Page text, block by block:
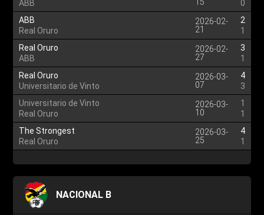
ABB
0
ABB
Real Oruro
2026-02-
21
2
1
Real Oruro
ABB
2026-02-
27
3
1
Real Oruro
Universitario de Vinto
2026-03-
07
4
3
Universitario de Vinto
Real Oruro
2026-03-
10
1
1
The Strongest
Real Oruro
2026-03-
25
4
1
NACIONAL B